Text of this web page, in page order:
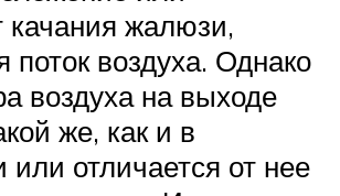
жалюзи,
поток воздуха. Однако
воздуха на выходе
же, как и в
отличается от нее